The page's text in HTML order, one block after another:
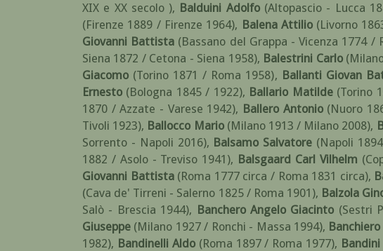
XIX e XX secolo ), Balduini Adolfo (Altopascio - Lucca
(Firenze 1889 / Firenze 1964), Balena Attilio (Livorno
Giovanni Battista (Bassano del Grappa - Vicenza 1774 /
Siena 1872 / Cetona - Siena 1958), Balestrini Carlo
Giacomo (Torino 1871 / Roma 1958), Ballanti Giovan
Ernesto (Bologna 1845 / 1922), Ballario Matilde (Torino
1870 / Azzate - Varese 1942), Ballero Antonio (Nuoro
Tivoli 1923), Ballocco Mario (Milano 1913 / Milano 2008),
Sorrento - Napoli 2016), Balsamo Salvatore (Napoli
1882 / Asolo - Treviso 1941), Balsgaard Carl Vilhelm
Giovanni Battista (Roma 1777 circa / Roma 1831 circa),
(Cava de' Tirreni - Salerno 1825 / Roma 1901), Balzola
Salò - Brescia 1944), Banchero Angelo Giacinto (Sestri
Giuseppe (Milano 1927 / Ronchi - Massa 1994),
1982), Bandinelli Aldo (Roma 1897 / Roma 1977), Bandini